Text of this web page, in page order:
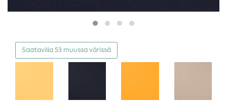
Saatavilla 53 muussa värissä